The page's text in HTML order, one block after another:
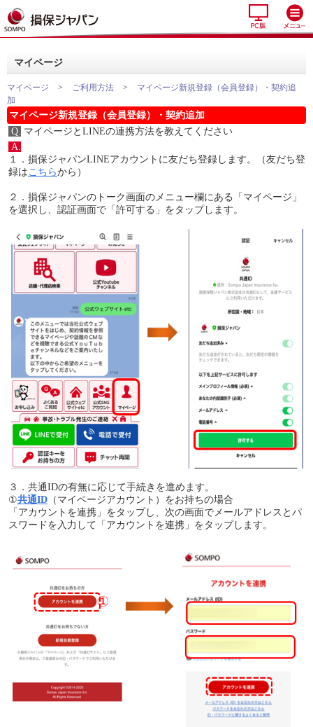
マイページ
マイページ > ご利用方法 >
マイページ新規登録（会員登録）・契約追
加
マイページ新規登録（会員登録）・契約追加
Q. マイページとLINEの連携方法を教えてください
A.
１．損保ジャパンLINEアカウントに友だち登録します。（友だち登
録はこちらから）
２．損保ジャパンのトーク画面のメニュー欄にある「マイページ」
を選択し、認証画面で「許可する」をタップします。
３．共通IDの有無に応じて手続きを進めます。
①共通ID （マイページアカウント）をお持ちの場合
「アカウントを連携」をタップし、次の画面でメールアドレスとパ
スワードを入力して「アカウントを連携」をタップします。